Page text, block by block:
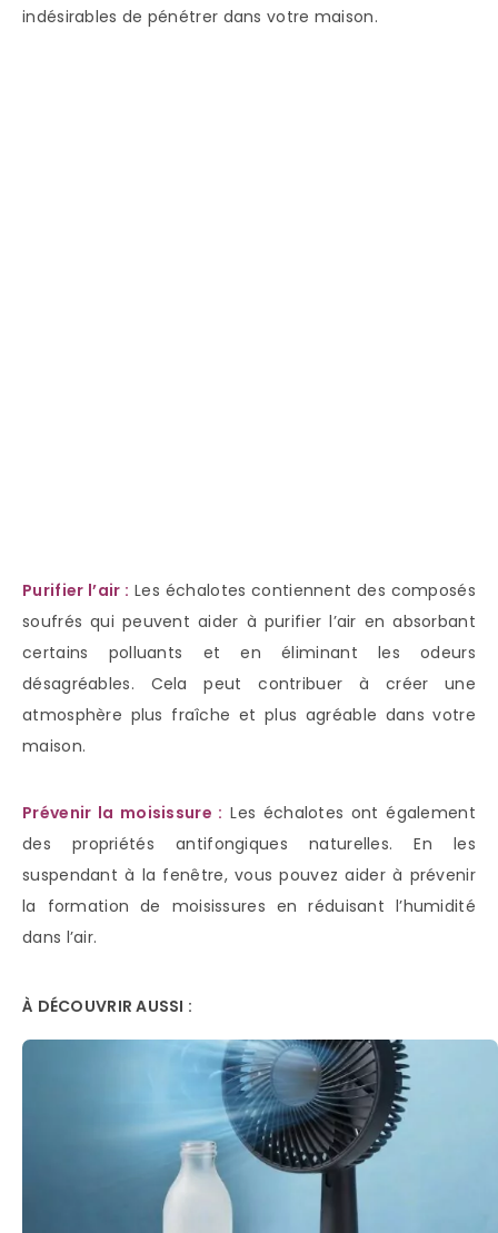
indésirables de pénétrer dans votre maison.
Purifier l’air : Les échalotes contiennent des composés
soufrés qui peuvent aider à purifier l’air en absorbant
certains polluants et en éliminant les odeurs
désagréables. Cela peut contribuer à créer une
atmosphère plus fraîche et plus agréable dans votre
maison.
Prévenir la moisissure : Les échalotes ont également
des propriétés antifongiques naturelles. En les
suspendant à la fenêtre, vous pouvez aider à prévenir
la formation de moisissures en réduisant l’humidité
dans l’air.
À DÉCOUVRIR AUSSI :